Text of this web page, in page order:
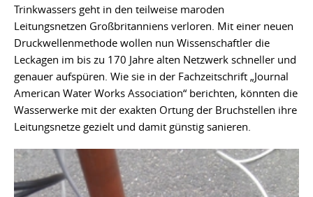
Trinkwassers geht in den teilweise maroden
Leitungsnetzen Großbritanniens verloren. Mit einer neuen
Druckwellenmethode wollen nun Wissenschaftler die
Leckagen im bis zu 170 Jahre alten Netzwerk schneller und
genauer aufspüren. Wie sie in der Fachzeitschrift „Journal
American Water Works Association“ berichten, könnten die
Wasserwerke mit der exakten Ortung der Bruchstellen ihre
Leitungsnetze gezielt und damit günstig sanieren.